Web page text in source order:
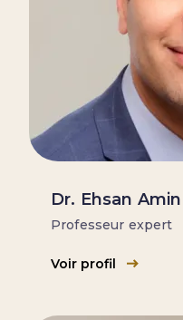
Dr. Ehsan Amin
Professeur expert
Voir profil